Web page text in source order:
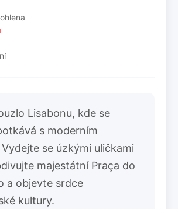
Lisabonu, kde se
s moderním
se úzkými uličkami
majestátní Praça do
a objevte srdce
kultury.